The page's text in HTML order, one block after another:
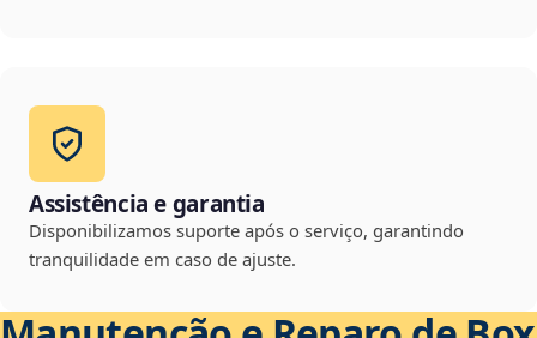
Assistência e garantia
Disponibilizamos suporte após o serviço, garantindo
tranquilidade em caso de ajuste.